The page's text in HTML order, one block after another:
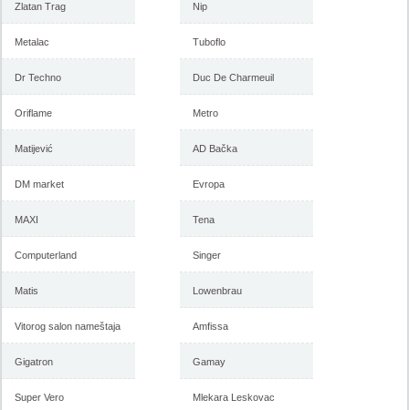
namestaja maj 2018
april 2018
-istekla akcija-
Zlatan Trag
Metalac
Dr Techno
Oriflame
Matijević
DM market
MAXI
Computerland
Matis
Vitorog salon nameštaja
Gigatron
Super Vero
Nip
Tuboflo
Duc De Charmeuil
Metro
AD Bačka
Evropa
Tena
Singer
Lowenbrau
Amfissa
Gamay
Mlekara Leskovac